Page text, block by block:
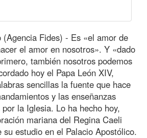
(Agencia Fides) - Es «el amor de
el amor en nosotros». Y «dado
también nosotros podemos
hoy el Papa León XIV,
sencillas la fuente que hace
y las enseñanzas
la Iglesia. Lo ha hecho hoy,
mariana del Regina Caeli
su estudio en el Palacio Apostólico.